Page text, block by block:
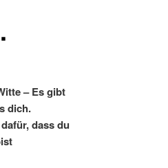
– Es gibt
dich.
dass du